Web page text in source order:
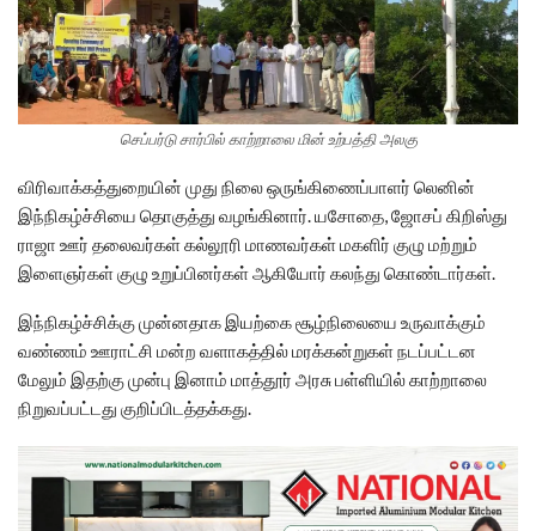
செப்பர்டு சார்பில் காற்றாலை மின் உற்பத்தி அலகு
விரிவாக்கத்துறையின் முது நிலை ஒருங்கிணைப்பாளர் லெனின்
இந்நிகழ்ச்சியை தொகுத்து வழங்கினார். யசோதை, ஜோசப் கிறிஸ்து
ராஜா ஊர் தலைவர்கள் கல்லூரி மாணவர்கள் மகளிர் குழு மற்றும்
இளைஞர்கள் குழு உறுப்பினர்கள் ஆகியோர் கலந்து கொண்டார்கள்.
இந்நிகழ்ச்சிக்கு முன்னதாக இயற்கை சூழ்நிலையை உருவாக்கும்
வண்ணம் ஊராட்சி மன்ற வளாகத்தில் மரக்கன்றுகள் நடப்பட்டன
மேலும் இதற்கு முன்பு இனாம் மாத்தூர் அரசு பள்ளியில் காற்றாலை
நிறுவப்பட்டது குறிப்பிடத்தக்கது.